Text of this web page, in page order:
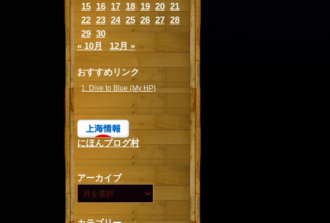
15 16 17 18 19 20 21
22 23 24 25 26 27 28
29 30
« 10月
12月 »
おすすめリンク
1. Dive to Blue (My HP)
にほんブログ村
アーカイブ